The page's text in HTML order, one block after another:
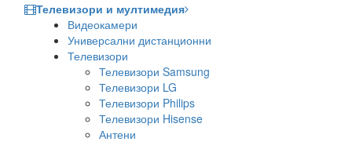
Телевизори и мултимедия
Видеокамери
Универсални дистанционни
Телевизори
Телевизори Samsung
Телевизори LG
Телевизори Philips
Телевизори Hisense
Антени